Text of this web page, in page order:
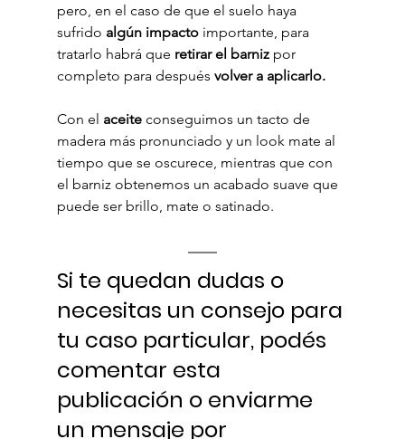
pero, en el caso de que el suelo haya
sufrido algún impacto importante, para
tratarlo habrá que retirar el barniz por
completo para después volver a aplicarlo.
Con el aceite conseguimos un tacto de
madera más pronunciado y un look mate al
tiempo que se oscurece, mientras que con
el barniz obtenemos un acabado suave que
puede ser brillo, mate o satinado.
Si te quedan dudas o
necesitas un consejo para
tu caso particular, podés
comentar esta
publicación o enviarme
un mensaje por